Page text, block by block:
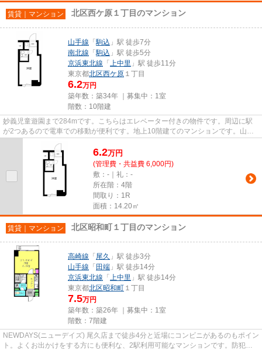
賃貸｜マンション 北区西ケ原１丁目のマンション
山手線 「駒込 」駅 徒歩7分
南北線 「駒込 」駅 徒歩5分
京浜東北線 「 上中里 」駅 徒歩11分
東京都北区西ケ原 １丁目
6.2万円
築年数：築34年 ｜募集中： 1室
階数：10階建
妙義児童遊園まで284mです。こちらはエレベーター付きの物件です。周辺に駅
が2つあるので電車での移動が便利です。地上10階建てのマンションです。山手
6.2万円
(管理費・共益費 6,000円)
敷：-｜礼：-
所在階：4階
間取り：1R
面積：14.20㎡
賃貸｜マンション 北区昭和町１丁目のマンション
高崎線 「 尾久 」駅 徒歩3分
山手線 「 田端 」駅 徒歩14分
京浜東北線 「 上中里 」駅 徒歩14分
東京都北区昭和町 １丁目
7.5万円
築年数：築26年 ｜募集中： 1室
階数：7階建
NEWDAYS(ニューデイズ) 尾久店まで徒歩4分と近場にコンビニがあるのもポイン
ト。よくお出かけをする方にも便利な、2駅利用可能なマンションです。防犯対